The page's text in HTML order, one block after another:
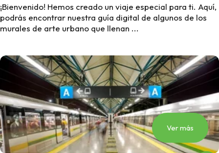
¡Bienvenido! Hemos creado un viaje especial para ti. Aquí,
podrás encontrar nuestra guía digital de algunos de los
murales de arte urbano que llenan ...
Ver más